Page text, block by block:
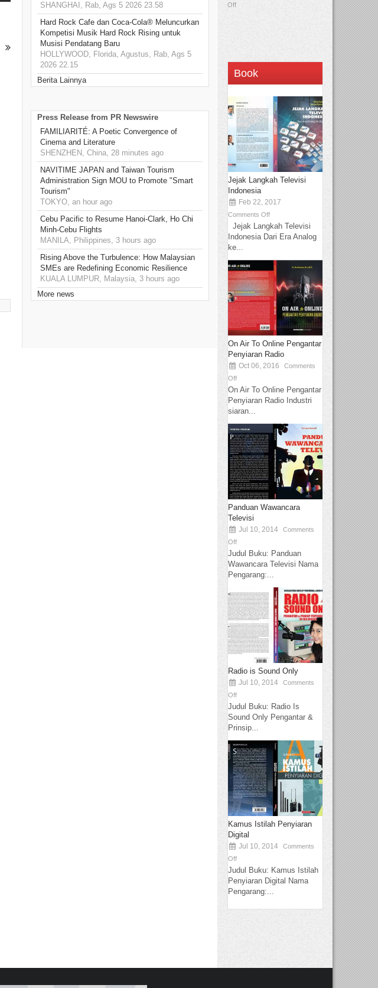
SHANGHAI, Rab, Ags 5 2026 23.58
Hard Rock Cafe dan Coca-Cola® Meluncurkan
Kompetisi Musik Hard Rock Rising untuk
Musisi Pendatang Baru
HOLLYWOOD, Florida, Agustus, Rab, Ags 5
2026 22.15
Berita Lainnya
Press Release from PR Newswire
FAMILIARITÉ: A Poetic Convergence of
Cinema and Literature
SHENZHEN, China, 28 minutes ago
NAVITIME JAPAN and Taiwan Tourism
Administration Sign MOU to Promote "Smart
Tourism"
TOKYO, an hour ago
Cebu Pacific to Resume Hanoi-Clark, Ho Chi
Minh-Cebu Flights
MANILA, Philippines, 3 hours ago
Rising Above the Turbulence: How Malaysian
SMEs are Redefining Economic Resilience
KUALA LUMPUR, Malaysia, 3 hours ago
More news
Off
Book
Jejak Langkah Televisi
Indonesia
Feb 22, 2017
Comments Off
Jejak Langkah Televisi
Indonesia Dari Era Analog
ke...
On Air To Online Pengantar
Penyiaran Radio
Oct 06, 2016
Comments
Off
On Air To Online Pengantar
Penyiaran Radio Industri
siaran...
Panduan Wawancara
Televisi
Jul 10, 2014
Comments
Off
Judul Buku: Panduan
Wawancara Televisi Nama
Pengarang:...
Radio is Sound Only
Jul 10, 2014
Comments
Off
Judul Buku: Radio Is
Sound Only Pengantar &
Prinsip...
Kamus Istilah Penyiaran
Digital
Jul 10, 2014
Comments
Off
Judul Buku: Kamus Istilah
Penyiaran Digital Nama
Pengarang:...